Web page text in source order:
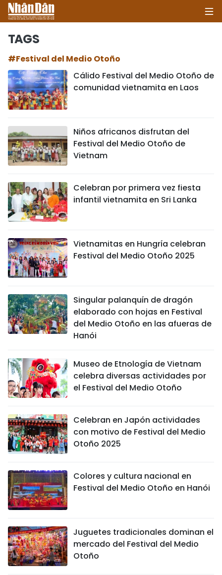
POLÍTICA
SOCIEDAD
CULTURA - ENTRETENIMIENTO
VIAJES
HISTORIAS MULTIMEDIA
FOTOGRAFÍA
¿QUIÉNES SOMOS?
TIẾNG VIỆT
中文
РУССКИЙ
TAGS
#Festival del Medio Otoño
Cálido Festival del Medio Otoño de
comunidad vietnamita en Laos
Niños africanos disfrutan del
Festival del Medio Otoño de
Vietnam
Celebran por primera vez fiesta
infantil vietnamita en Sri Lanka
Vietnamitas en Hungría celebran
Festival del Medio Otoño 2025
Singular palanquín de dragón
elaborado con hojas en Festival
del Medio Otoño en las afueras de
Hanói
Museo de Etnología de Vietnam
celebra diversas actividades por
el Festival del Medio Otoño
Celebran en Japón actividades
con motivo de Festival del Medio
Otoño 2025
Colores y cultura nacional en
Festival del Medio Otoño en Hanói
Juguetes tradicionales dominan el
mercado del Festival del Medio
Otoño